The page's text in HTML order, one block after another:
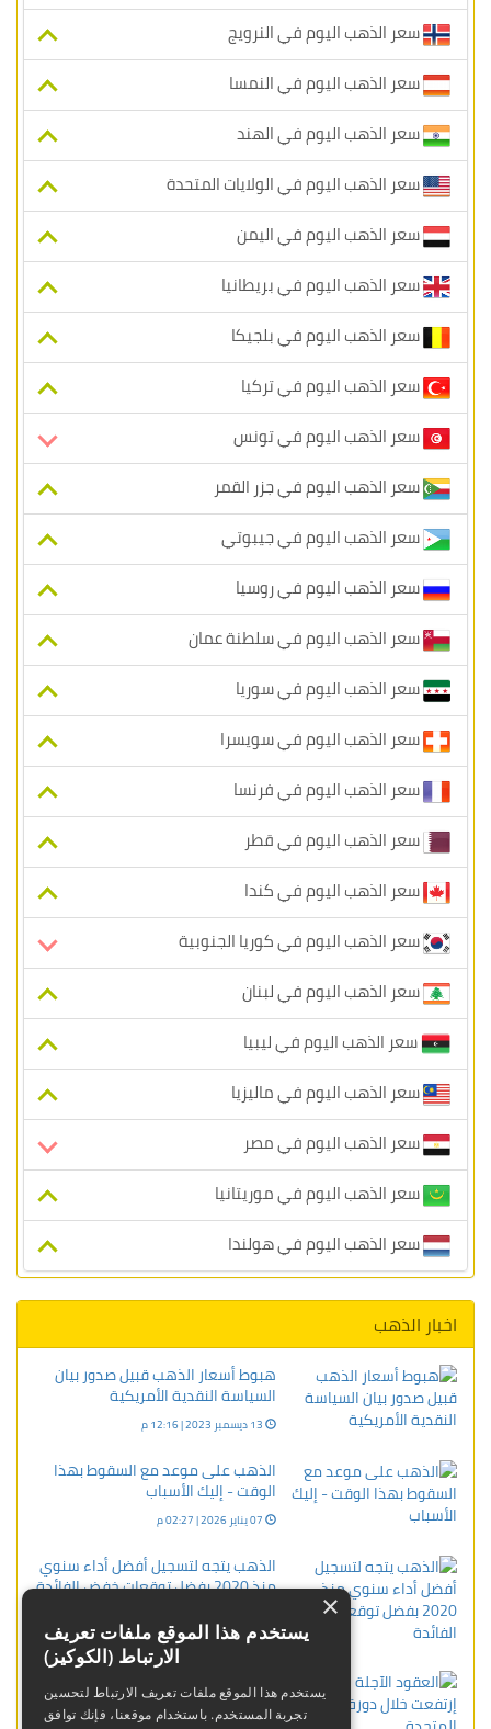
سعر الذهب اليوم في النرويج
سعر الذهب اليوم في النمسا
سعر الذهب اليوم في الهند
سعر الذهب اليوم في الولايات المتحدة
سعر الذهب اليوم في اليمن
سعر الذهب اليوم في بريطانيا
سعر الذهب اليوم في بلجيكا
سعر الذهب اليوم في تركيا
سعر الذهب اليوم في تونس
سعر الذهب اليوم في جزر القمر
سعر الذهب اليوم في جيبوتي
سعر الذهب اليوم في روسيا
سعر الذهب اليوم في سلطنة عمان
سعر الذهب اليوم في سوريا
سعر الذهب اليوم في سويسرا
سعر الذهب اليوم في فرنسا
سعر الذهب اليوم في قطر
سعر الذهب اليوم في كندا
سعر الذهب اليوم في كوريا الجنوبية
سعر الذهب اليوم في لبنان
سعر الذهب اليوم في ليبيا
سعر الذهب اليوم في ماليزيا
سعر الذهب اليوم في مصر
سعر الذهب اليوم في موريتانيا
سعر الذهب اليوم في هولندا
اخبار الذهب
هبوط أسعار الذهب قبيل صدور بيان
السياسة النقدية الأمريكية
الذهب على موعد مع السقوط بهذا
الوقت - إليك الأسباب
الذهب يتجه لتسجيل أفضل أداء سنوي
منذ 2020 بفضل توقعات خفض الفائدة
العقود الآجلة للذهب إرتفعت خلال
دورة الولايات المتحدة
×
يستخدم هذا الموقع ملفات تعريف
الارتباط (الكوكيز)
يستخدم هذا الموقع ملفات تعريف الارتباط لتحسين
تجربة المستخدم. باستخدام موقعنا، فإنك توافق